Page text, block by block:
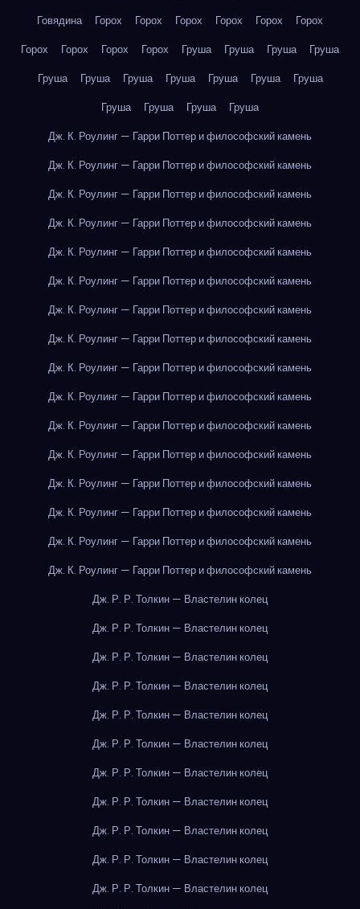
Говядина
Горох Горох Горох Горох Горох
Горох
Горох
Горох Горох Горох Груша Груша Груша
Груша
Груша
Груша Груша Груша Груша Груша
Груша
Груша
Груша Груша
Груша
Дж. К. Роулинг — Гарри Поттер и философский камень
Дж. К. Роулинг — Гарри Поттер и философский камень
Дж. К. Роулинг — Гарри Поттер и философский камень
Дж. К. Роулинг — Гарри Поттер и философский камень
Дж. К. Роулинг — Гарри Поттер и философский камень
Дж. К. Роулинг — Гарри Поттер и философский камень
Дж. К. Роулинг — Гарри Поттер и философский камень
Дж. К. Роулинг — Гарри Поттер и философский камень
Дж. К. Роулинг — Гарри Поттер и философский камень
Дж. К. Роулинг — Гарри Поттер и философский камень
Дж. К. Роулинг — Гарри Поттер и философский камень
Дж. К. Роулинг — Гарри Поттер и философский камень
Дж. К. Роулинг — Гарри Поттер и философский камень
Дж. К. Роулинг — Гарри Поттер и философский камень
Дж. К. Роулинг — Гарри Поттер и философский камень
Дж. К. Роулинг — Гарри Поттер и философский камень
Дж. Р. Р. Толкин — Властелин колец
Дж. Р. Р. Толкин — Властелин колец
Дж. Р. Р. Толкин — Властелин колец
Дж. Р. Р. Толкин — Властелин колец
Дж. Р. Р. Толкин — Властелин колец
Дж. Р. Р. Толкин — Властелин колец
Дж. Р. Р. Толкин — Властелин колец
Дж. Р. Р. Толкин — Властелин колец
Дж. Р. Р. Толкин — Властелин колец
Дж. Р. Р. Толкин — Властелин колец
Дж. Р. Р. Толкин — Властелин колец